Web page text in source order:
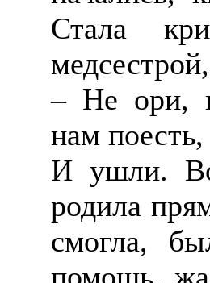
Стала
– Не ори,
нам
И ушли.
родила
смогла,